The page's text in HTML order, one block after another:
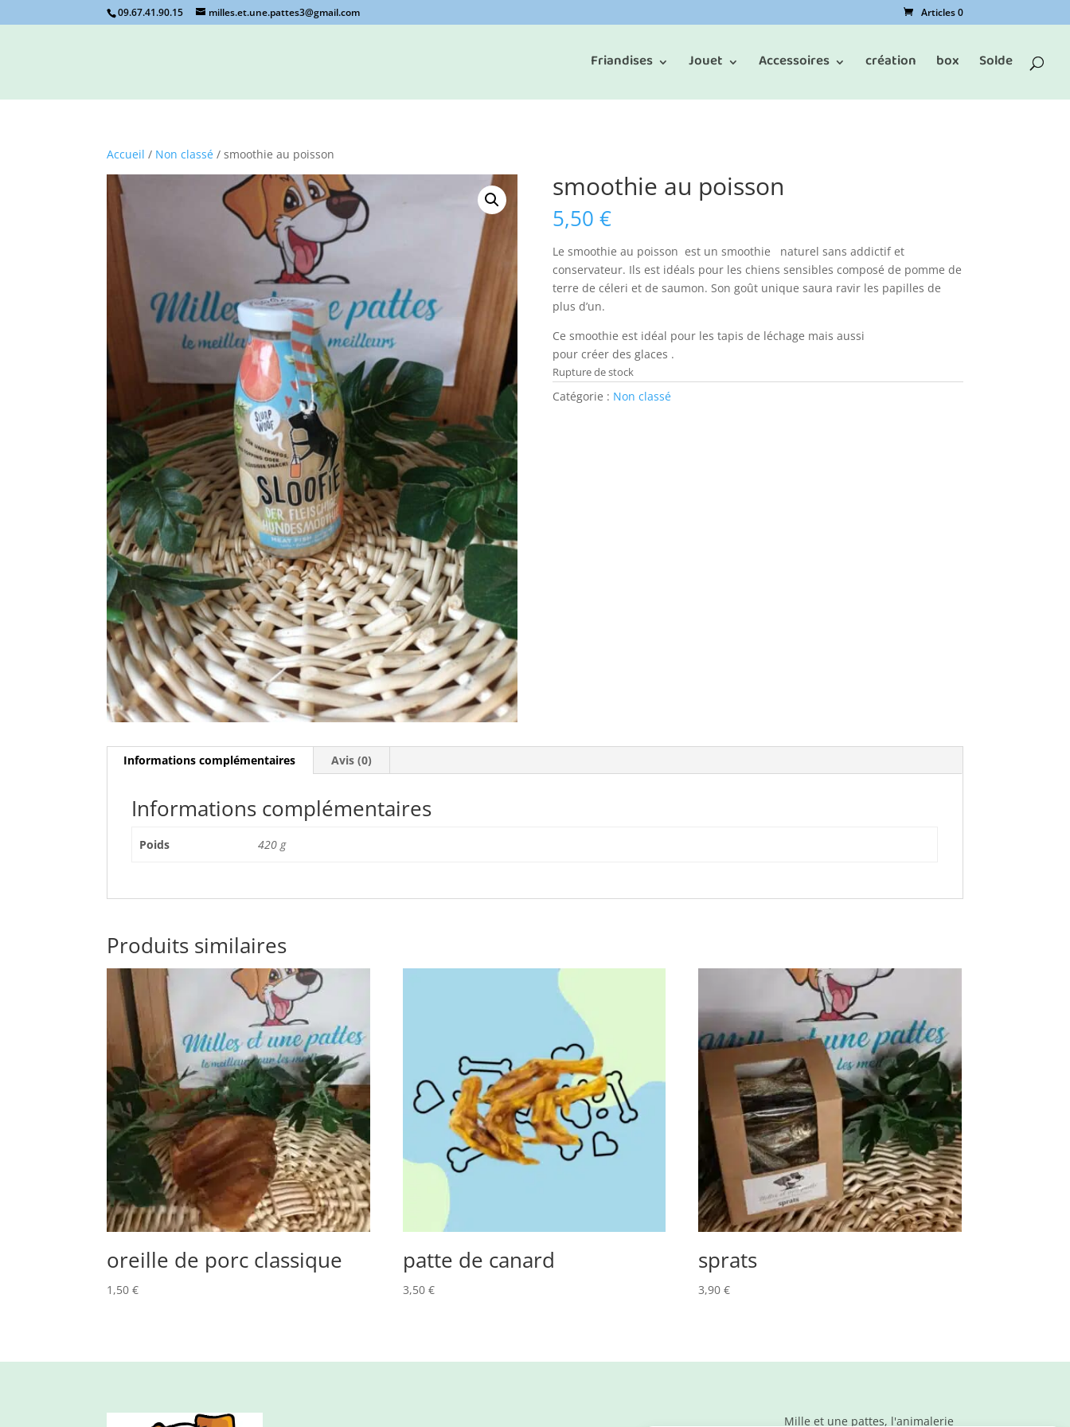
09.67.41.90.15 milles.et.une.pattes3@gmail.com Articles 0
Friandises Jouet Accessoires création box Solde
Accueil / Non classé / smoothie au poisson
smoothie au poisson
5,50 €
Le smoothie au poisson estun smoothie naturel sans addictif et
conservateur. Ils estidéals pour les chiens sensibles composé de pomme de
terre de céleri et de saumon. Son goût unique saura ravir les papilles de
plus d’un.
Ce smoothie est idéal pour les tapis de léchage mais aussi
pour créer des glaces .
Rupture de stock
Catégorie : Non classé
Informations complémentaires Avis (0)
Informations complémentaires
Poids 420 g
Produits similaires
oreille de porc classique
1,50€
patte de canard
3,50 €
sprats
3,90€
Mille et une pattes, l'animalerie